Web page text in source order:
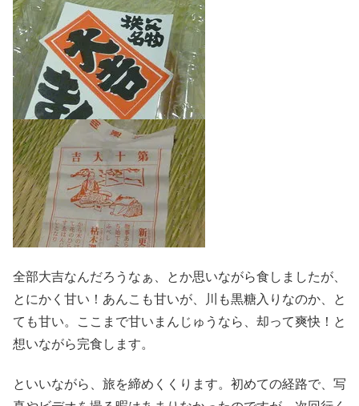
全部大吉なんだろうなぁ、とか思いながら食しましたが、
とにかく甘い！あんこも甘いが、川も黒糖入りなのか、と
ても甘い。ここまで甘いまんじゅうなら、却って爽快！と
想いながら完食します。
といいながら、旅を締めくくります。初めての経路で、写